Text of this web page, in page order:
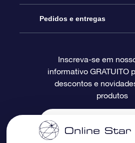
Blog
Avaliações
Pacote de presente da OSR
O cartão de presente da OSR
Presentes corporativos
Star Register
Página estelar personalizada
Um Milhão de Estrelas
OSR Starsaver
Pedidos e entregas
Informações de pagamento
Política de devolução
Inscreva-se em
informativo GRATUITO
descontos e
produtos